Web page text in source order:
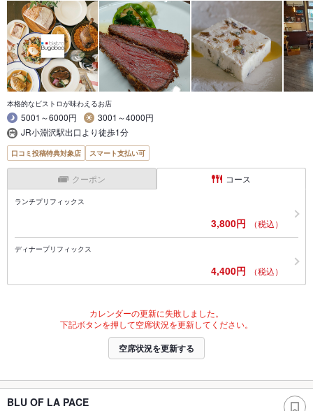
本格的なビストロが味わえるお店
5001～6000円
3001～4000円
JR小淵沢駅出口より徒歩1分
口コミ投稿特典対象店 スマート支払い可
クーポン コース
ランチプリフィックス
3,800円 （税込）
ディナープリフィックス
4,400円 （税込）
カレンダーの更新に失敗しました。
下記ボタンを押して空席状況を更新してください。
空席状況を更新する
BLU OF LA PACE